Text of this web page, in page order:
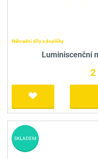
Náhradní díly a doplňky
Luminiscenční
2
SKLADEM